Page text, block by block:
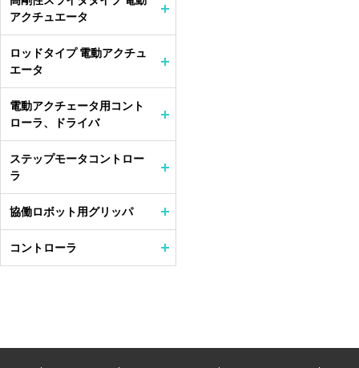
アクチュエータ
ロッドタイプ 電動アクチュ
エータ
電動アクチェータ用コント
ローラ、ドライバ
ステップモータコントロー
ラ
協働ロボット用グリッパ
コントローラ